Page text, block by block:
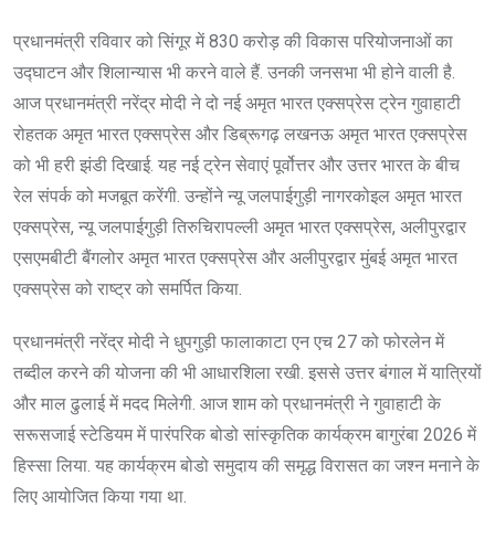
प्रधानमंत्री रविवार को सिंगूर में 830 करोड़ की विकास परियोजनाओं का
उद्घाटन और शिलान्यास भी करने वाले हैं. उनकी जनसभा भी होने वाली है.
आज प्रधानमंत्री नरेंद्र मोदी ने दो नई अमृत भारत एक्सप्रेस ट्रेन गुवाहाटी
रोहतक अमृत भारत एक्सप्रेस और डिब्रूगढ़ लखनऊ अमृत भारत एक्सप्रेस
को भी हरी झंडी दिखाई. यह नई ट्रेन सेवाएं पूर्वोत्तर और उत्तर भारत के बीच
रेल संपर्क को मजबूत करेंगी. उन्होंने न्यू जलपाईगुड़ी नागरकोइल अमृत भारत
एक्सप्रेस, न्यू जलपाईगुड़ी तिरुचिरापल्ली अमृत भारत एक्सप्रेस, अलीपुरद्वार
एसएमबीटी बैंगलोर अमृत भारत एक्सप्रेस और अलीपुरद्वार मुंबई अमृत भारत
एक्सप्रेस को राष्ट्र को समर्पित किया.
प्रधानमंत्री नरेंद्र मोदी ने धुपगुड़ी फालाकाटा एन एच 27 को फोरलेन में
तब्दील करने की योजना की भी आधारशिला रखी. इससे उत्तर बंगाल में यात्रियों
और माल ढुलाई में मदद मिलेगी. आज शाम को प्रधानमंत्री ने गुवाहाटी के
सरूसजाई स्टेडियम में पारंपरिक बोडो सांस्कृतिक कार्यक्रम बागुरंबा 2026 में
हिस्सा लिया. यह कार्यक्रम बोडो समुदाय की समृद्ध विरासत का जश्न मनाने के
लिए आयोजित किया गया था.